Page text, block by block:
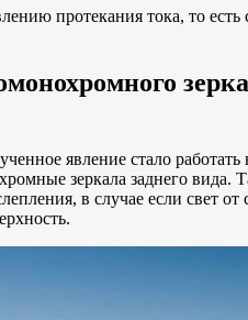
протекания тока, то
явление стало работать
зеркала заднего вида.
в случае если свет